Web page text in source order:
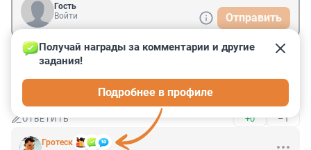
Гость
Войти
Отправить
Гость
Да его в тюрьму следует за его «творчество».
ОТВЕТИТЬ +0 –1
Гротеск
Получай награды за комментарии и другие
задания!
Подробнее в профиле